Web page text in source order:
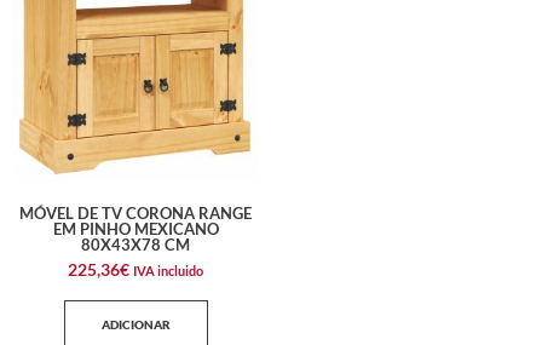
MÓVEL DE TV CORONA RANGE
EM PINHO MEXICANO
80X43X78 CM
225,36€ IVA incluido
ADICIONAR